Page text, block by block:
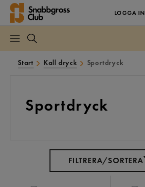
LOGGA IN
Start Kall dryck Sportdryck
Sportdryck
FILTRERA/SORTERA